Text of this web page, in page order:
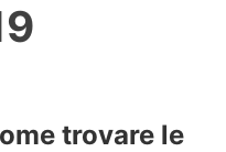
trovare le